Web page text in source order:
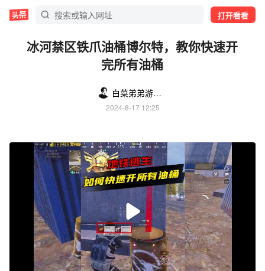
打开看看
冰河禁区铁爪油桶博尔特，教你快速开
完所有油桶
白菜弟弟游戏解说
2024-8-17 12:25